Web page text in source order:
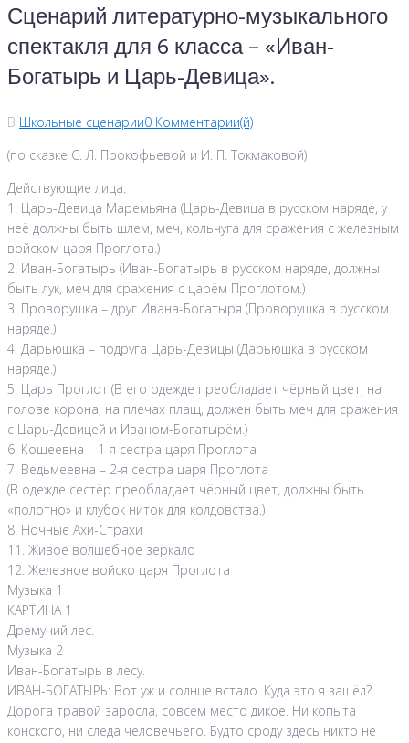
Сценарий литературно-музыкального
спектакля для 6 класса – «Иван-
Богатырь и Царь-Девица».
В Школьные сценарии0 Комментарии(й)
(по сказке С. Л. Прокофьевой и И. П. Токмаковой)
Действующие лица:
1. Царь-Девица Маремьяна (Царь-Девица в русском наряде, у
неё должны быть шлем, меч, кольчуга для сражения с железным
войском царя Проглота.)
2. Иван-Богатырь (Иван-Богатырь в русском наряде, должны
быть лук, меч для сражения с царём Проглотом.)
3. Проворушка – друг Ивана-Богатыря (Проворушка в русском
наряде.)
4. Дарьюшка – подруга Царь-Девицы (Дарьюшка в русском
наряде.)
5. Царь Проглот (В его одежде преобладает чёрный цвет, на
голове корона, на плечах плащ, должен быть меч для сражения
с Царь-Девицей и Иваном-Богатырём.)
6. Кощеевна – 1-я сестра царя Проглота
7. Ведьмеевна – 2-я сестра царя Проглота
(В одежде сестёр преобладает чёрный цвет, должны быть
«полотно» и клубок ниток для колдовства.)
8. Ночные Ахи-Страхи
11. Живое волшебное зеркало
12. Железное войско царя Проглота
Музыка 1
КАРТИНА 1
Дремучий лес.
Музыка 2
Иван-Богатырь в лесу.
ИВАН-БОГАТЫРЬ: Вот уж и солнце встало. Куда это я зашёл?
Дорога травой заросла, совсем место дикое. Ни копыта
конского, ни следа человечьего. Будто сроду здесь никто не